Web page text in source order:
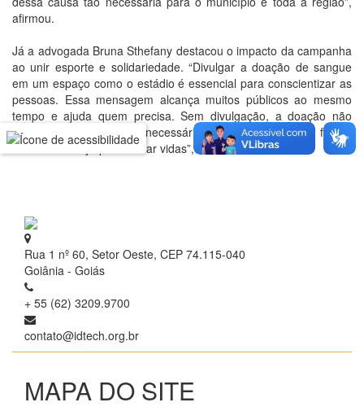
afirmou.
Já a advogada Bruna Sthefany destacou o impacto da campanha
ao unir esporte e solidariedade. “Divulgar a doação de sangue
em um espaço como o estádio é essencial para conscientizar as
pessoas. Essa mensagem alcança muitos públicos ao mesmo
tempo e ajuda quem precisa. Sem divulgação, a doação não
acontece na quantidade necessária, e ações como essa fazem
toda a diferença para salvar vidas”, ressaltou.
Rua 1 nº 60, Setor Oeste, CEP 74.115-040
Goiânia - Goiás
+ 55 (62) 3209.9700
contato@idtech.org.br
MAPA DO SITE